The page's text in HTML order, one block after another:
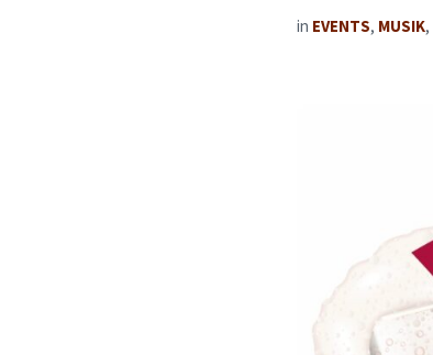
in EVENTS, MUSIK,